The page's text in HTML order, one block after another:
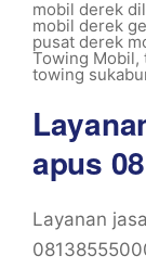
mobil derek
mobil derek
pusat derek
Towing Mobil,
towing
apus
Layanan